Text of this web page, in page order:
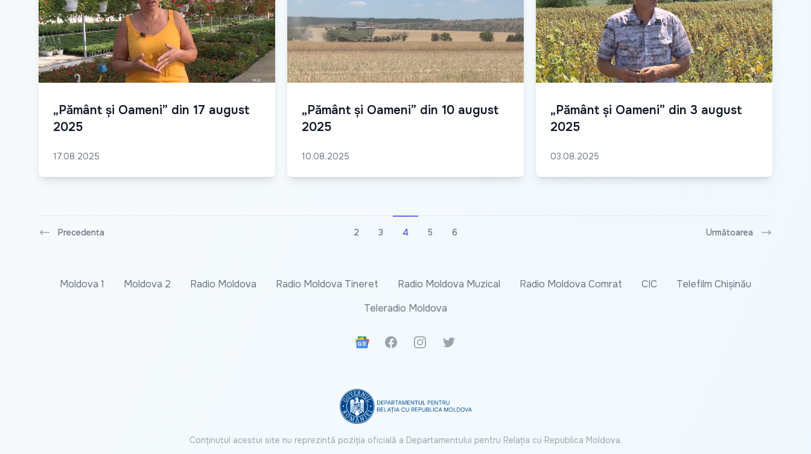
„Pământ și Oameni” din 17 august
2025
17.08.2025
„Pământ și Oameni” din 10 august
2025
10.08.2025
„Pământ și Oameni” din 3 august
2025
03.08.2025
Precedenta 2 3 4 5 6 Următoarea
Moldova 1 Moldova 2 Radio Moldova Radio Moldova Tineret Radio Moldova Muzical Radio Moldova Comrat CIC
Telefilm Chișinău
Teleradio Moldova
Google News
FacebookInstagramTwitter
Conținutul acestui site nu reprezintă poziția oficială a Departamentului pentru Relația cu Republica Moldova.